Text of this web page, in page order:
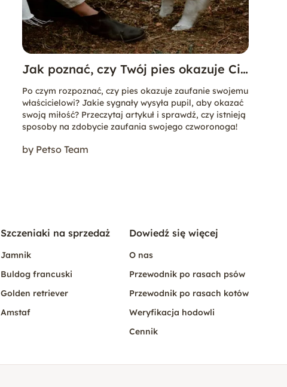
Jak poznać, czy Twój pies okazuje Ci
zaufanie?
Po czym rozpoznać, czy pies okazuje zaufanie swojemu
właścicielowi? Jakie sygnały wysyła pupil, aby okazać
swoją miłość? Przeczytaj artykuł i sprawdź, czy istnieją
sposoby na zdobycie zaufania swojego czworonoga!
by Petso Team
Szczeniaki na sprzedaż
Jamnik
Buldog francuski
Golden retriever
Amstaf
Dowiedź się więcej
O nas
Przewodnik po rasach psów
Przewodnik po rasach kotów
Weryfikacja hodowli
Cennik